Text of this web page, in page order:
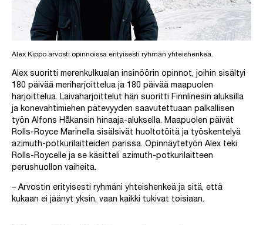
Alex Kippo arvosti opinnoissa erityisesti ryhmän yhteishenkeä.
Alex suoritti merenkulkualan insinöörin opinnot, joihin sisältyi
180 päivää meriharjoittelua ja 180 päivää maapuolen
harjoittelua. Laivaharjoittelut hän suoritti Finnlinesin aluksilla
ja konevahtimiehen pätevyyden saavutettuaan palkallisen
työn Alfons Håkansin hinaaja-aluksella. Maapuolen päivät
Rolls-Royce Marinella sisälsivät huoltotöitä ja työskentelyä
azimuth-potkurilaitteiden parissa. Opinnäytetyön Alex teki
Rolls-Roycelle ja se käsitteli azimuth-potkurilaitteen
perushuollon vaiheita.
– Arvostin erityisesti ryhmäni yhteishenkeä ja sitä, että
kukaan ei jäänyt yksin, vaan kaikki tukivat toisiaan.